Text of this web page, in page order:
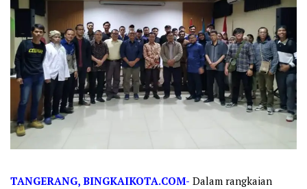
TANGERANG, BINGKAIKOTA.COM- Dalam rangkaian